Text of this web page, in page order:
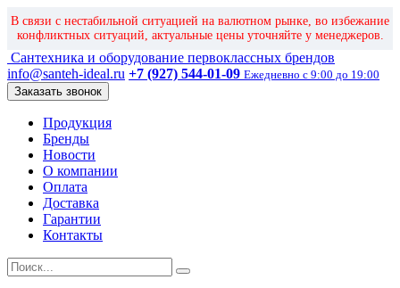
В связи с нестабильной ситуацией на валютном рынке, во избежание
конфликтных ситуаций, актуальные цены уточняйте у менеджеров.
Сантехника и оборудование первоклассных брендов
info@santeh-ideal.ru +7 (927) 544-01-09 Ежедневно с 9:00 до 19:00
Заказать звонок
Продукция
Бренды
Новости
О компании
Оплата
Доставка
Гарантии
Контакты